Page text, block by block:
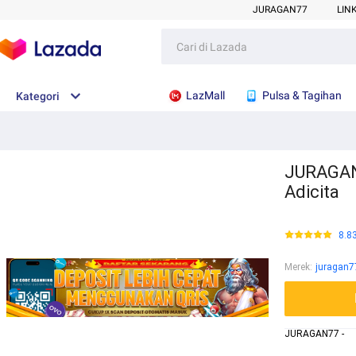
JURAGAN77
Kategori LazMall Pulsa & Tagihan
Adicita
Merek:
JURAGAN77 -